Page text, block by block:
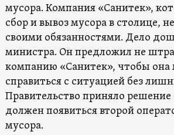
мусора. Компания «Санитек»,
сбор и вывоз мусора в столице,
своими обязанностями. Дело
министра. Он предложил не
компанию «Санитек», чтобы она
справиться с ситуацией без
Правительство приняло решение
должен появиться второй
мусора.